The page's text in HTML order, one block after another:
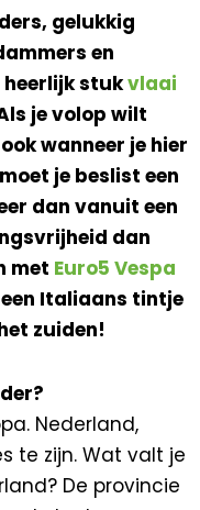
gelukkig
en
heerlijk stukvlaai
je volop wilt
wanneer je hier
je beslist een
dan vanuit een
dan
met Euro5 Vespa
Italiaans tintje
zuiden!
Nederland,
te zijn. Wat valt je
De provincie